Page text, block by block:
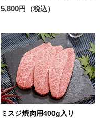
5,800円（税込）
ミスジ焼肉用400g入り